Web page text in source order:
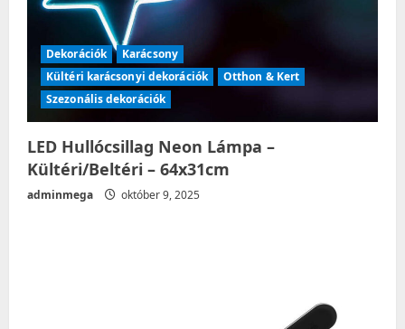
Dekorációk
Karácsony
Kültéri karácsonyi dekorációk
Otthon & Kert
Szezonális dekorációk
LED Hullócsillag Neon Lámpa –
Kültéri/Beltéri – 64x31cm
adminmega október 9, 2025